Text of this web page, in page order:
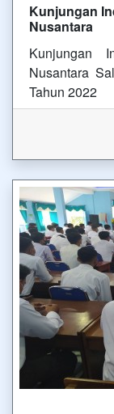
Kunjungan
Nusantara
Kunjungan
Nusantara
Tahun 2022